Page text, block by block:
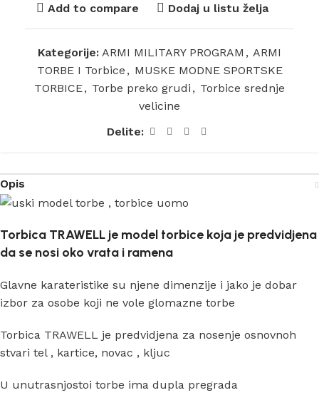
Add to compare Dodaj u listu želja
Kategorije: ARMI MILITARY PROGRAM , ARMI
TORBE I Torbice , MUSKE MODNE SPORTSKE
TORBICE, Torbe preko grudi , Torbice srednje
velicine
Delite:
Opis
Torbica TRAWELL je model torbice koja je predvidjena
da se nosi oko vrata i ramena
Glavne karateristike su njene dimenzije i jako je dobar
izbor za osobe koji ne vole glomazne torbe
Torbica TRAWELL je predvidjena za nosenje osnovnoh
stvari tel , kartice, novac , kljuc
U unutrasnjostoi torbe ima dupla pregrada